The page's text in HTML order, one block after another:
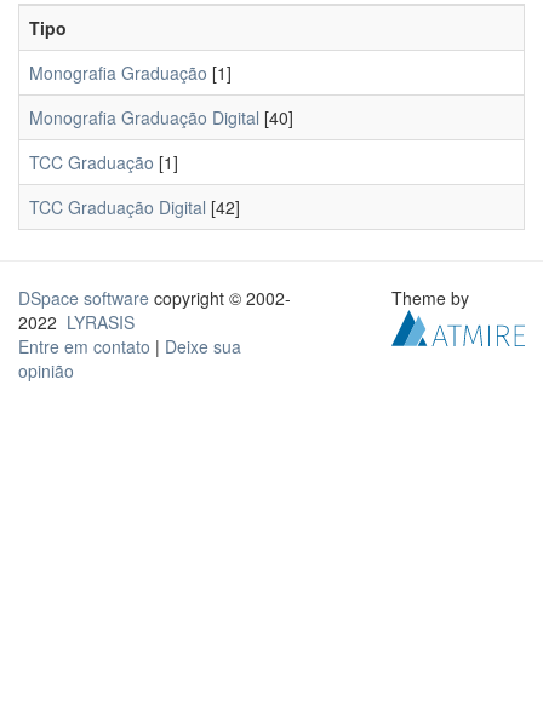
Tipo
Monografia Graduação [1]
Monografia Graduação Digital [40]
TCC Graduação [1]
TCC Graduação Digital [42]
DSpace software copyright © 2002-
2022 LYRASIS
Entre em contato | Deixe sua
opinião
Theme by